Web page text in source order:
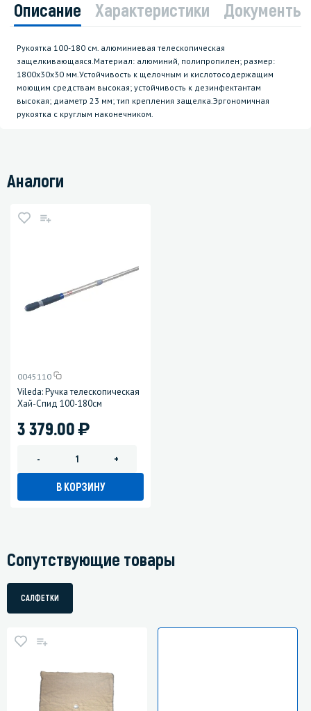
Описание Характеристики Документы
Рукоятка 100-180 см. алюминиевая телескопическая
защелкивающаяся.Материал: алюминий, полипропилен; размер:
1800х30х30 мм.Устойчивость к щелочным и кислотосодержащим
моющим средствам высокая; устойчивость к дезинфектантам
высокая; диаметр 23 мм; тип крепления защелка.Эргономичная
рукоятка с круглым наконечником.
Аналоги
0045110
Vileda: Ручка телескопическая
Хай-Спид 100-180см
3 379.00)
- +
В КОРЗИНУ
Сопутствующие товары
САЛФЕТКИ